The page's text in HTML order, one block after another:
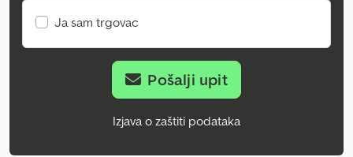
Ja sam trgovac
Pošalji upit
Izjava o zaštiti podataka